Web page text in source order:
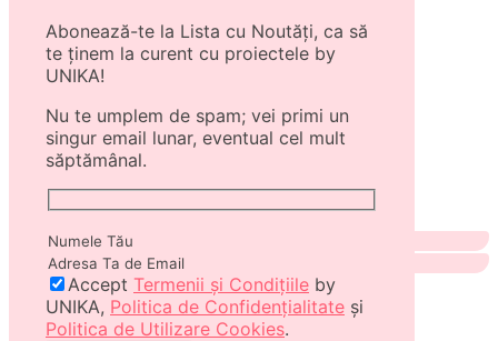
Abonează-te la Lista cu Noutăți, ca să
te ținem la curent cu proiectele by
UNIKA!
Nu te umplem de spam; vei primi un
singur email lunar, eventual cel mult
săptămânal.
Accept Termenii și Condițiile by
UNIKA, Politica de Confidențialitate și
Politica de Utilizare Cookies.